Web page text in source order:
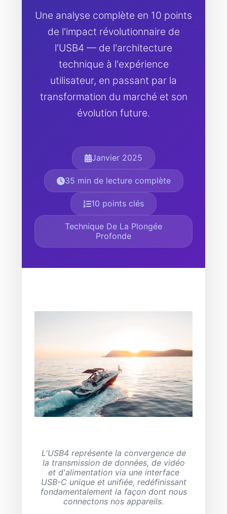
Une analyse complète en 10 points
de l'impact révolutionnaire de
l'USB4 — de l'architecture
technique à l'expérience
utilisateur, en passant par la
transformation du marché et son
évolution future.
Janvier 2025
35 min de lecture complète
10 points clés
Technique De La Plongée
Profonde
L'USB4 représente la convergence de
la transmission de données, de vidéo
et d'alimentation via une interface
USB-C unique et unifiée, redéfinissant
fondamentalement la façon dont nous
connectons nos appareils.